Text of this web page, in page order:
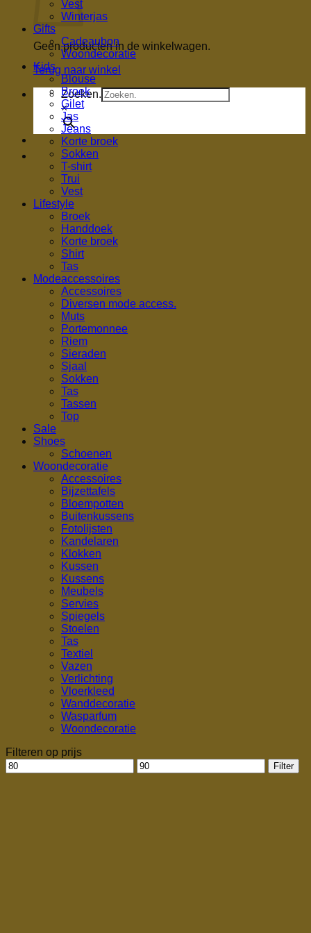
Geen producten in de winkelwagen.
Terug naar winkel
Zoeken.
×
Vest
Winterjas
Gifts
Cadeaubon
Woondecoratie
Kids
Blouse
Broek
Gilet
Jas
Jeans
Korte broek
Sokken
T-shirt
Trui
Vest
Lifestyle
Broek
Handdoek
Korte broek
Shirt
Tas
Modeaccessoires
Accessoires
Diversen mode access.
Muts
Portemonnee
Riem
Sieraden
Sjaal
Sokken
Tas
Tassen
Top
Sale
Shoes
Schoenen
Woondecoratie
Accessoires
Bijzettafels
Bloempotten
Buitenkussens
Fotolijsten
Kandelaren
Klokken
Kussen
Kussens
Meubels
Servies
Spiegels
Stoelen
Tas
Textiel
Vazen
Verlichting
Vloerkleed
Wanddecoratie
Wasparfum
Woondecoratie
Filteren op prijs
Min.
prijs
Max.
prijs
Filter